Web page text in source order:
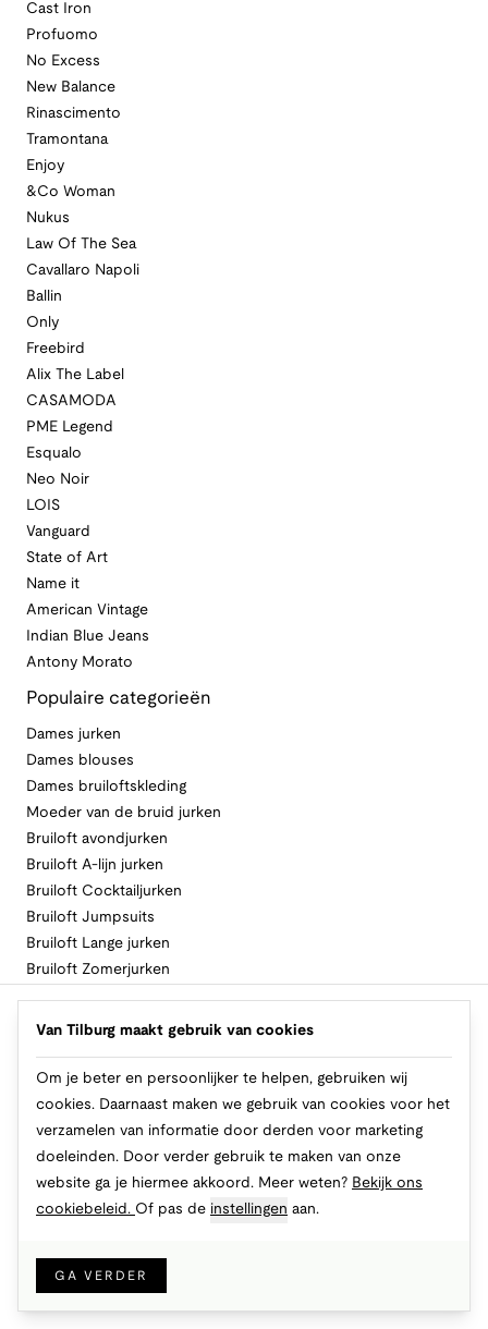
Cast Iron
Profuomo
No Excess
New Balance
Rinascimento
Tramontana
Enjoy
&Co Woman
Nukus
Law Of The Sea
Cavallaro Napoli
Ballin
Only
Freebird
Alix The Label
CASAMODA
PME Legend
Esqualo
Neo Noir
LOIS
Vanguard
State of Art
Name it
American Vintage
Indian Blue Jeans
Antony Morato
Populaire categorieën
Dames jurken
Dames blouses
Dames bruiloftskleding
Moeder van de bruid jurken
Bruiloft avondjurken
Bruiloft A-lijn jurken
Bruiloft Cocktailjurken
Bruiloft Jumpsuits
Bruiloft Lange jurken
Bruiloft Zomerjurken
Volg Van Tilburg
Cookies
Van Tilburg maakt gebruik van cookies
Om je beter en persoonlijker te helpen, gebruiken wij
cookies. Daarnaast maken we gebruik van cookies voor het
verzamelen van informatie door derden voor marketing
doeleinden. Door verder gebruik te maken van onze
website ga je hiermee akkoord. Meer weten? Bekijk ons
cookiebeleid. Of pas de instellingen aan.
GA VERDER